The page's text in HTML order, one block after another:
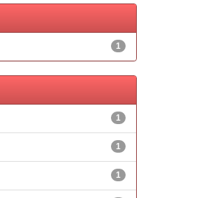
1
1
1
1